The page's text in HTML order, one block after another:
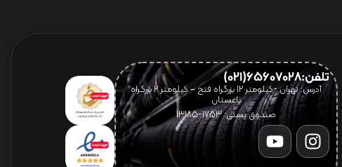
تلفن:65607028(021)
آدرس: تهران -کیلومتر 12 بزرگراه فتح – کیلومتر ۲ بزرگراه
باغستان
صندوق پستی: 1753-13185